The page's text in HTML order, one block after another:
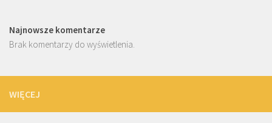
Najnowsze komentarze
Brak komentarzy do wyświetlenia.
WIĘCEJ